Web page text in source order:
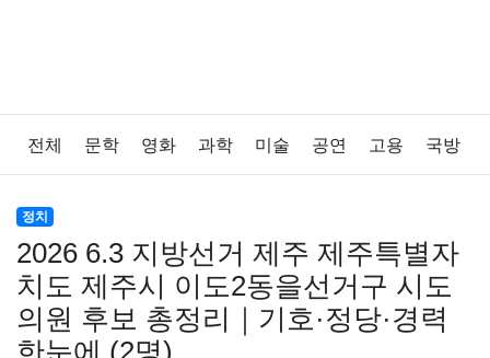
전체 문학 영화 과학 미술 공연 고용 국방
법률
보건 질병 가요 방송 일상 주식 암호화폐
블록체인 결혼 육아 반려동물 패션 미용
정치
2026 6.3 지방선거 제주 제주특별자
치도 제주시 이도2동을선거구 시도
의원 후보 총정리｜기호·정당·경력
한눈에 (2명)